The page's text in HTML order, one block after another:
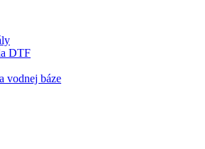
DTF
vodnej báze